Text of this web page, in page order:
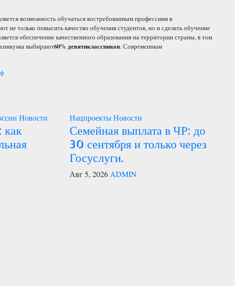
возможность обучаться востребованным профессиям в
не только повысить качество обучения студентов, но и сделать обучение
обеспечение качественного образования на территории страны, в том
выбирают60% девятиклассников. Современным
Новости
как
НацпроектыНовости
Семейная выплата в ЧР: до
30 сентября и только через
Госуслуги.
Авг 5, 2026 ADMIN